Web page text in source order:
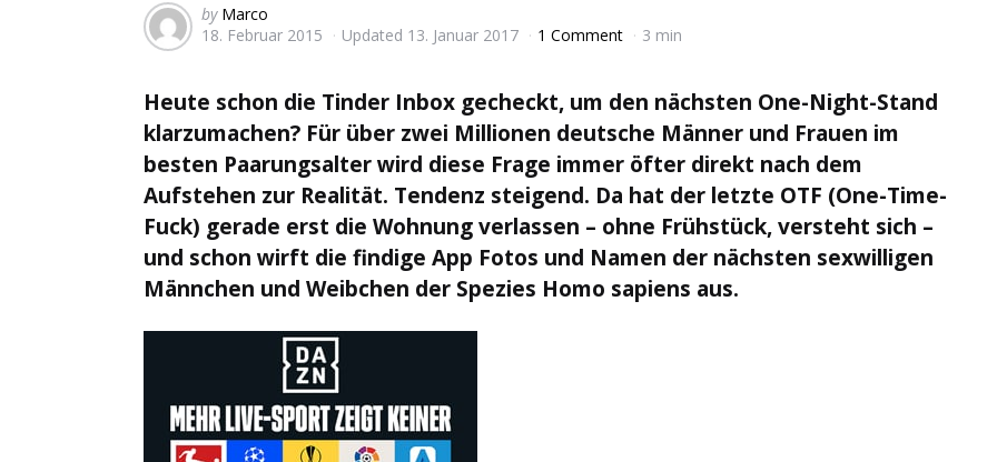
Posted
by
by Marco
18. Februar 2015
Updated 13. Januar 2017 1 Comment 3 min
Heute schon die Tinder Inbox gecheckt, um den nächsten One-Night-Stand
klarzumachen? Für über zwei Millionen deutsche Männer und Frauen im
besten Paarungsalter wird diese Frage immer öfter direkt nach dem
Aufstehen zur Realität. Tendenz steigend. Da hat der letzte OTF (One-Time-
Fuck) gerade erst die Wohnung verlassen – ohne Frühstück, versteht sich –
und schon wirft die findige App Fotos und Namen der nächsten sexwilligen
Männchen und Weibchen der Spezies Homo sapiens aus.